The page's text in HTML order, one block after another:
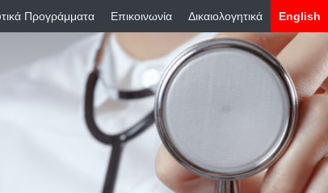
Προγράμματα Επικοινωνία Δικαιολογητικά English